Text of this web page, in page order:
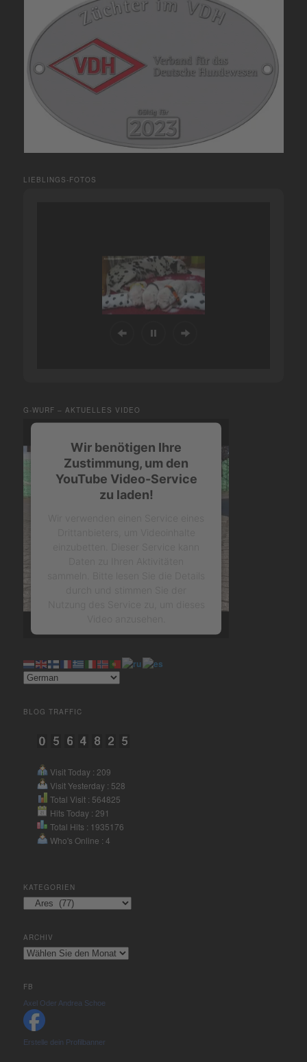
LIEBLINGS-FOTOS
G-WURF – AKTUELLES VIDEO
Wir benötigen Ihre
Zustimmung, um den
YouTube Video-Service
zu laden!
Mehr Informationen
Consent Management Platform
eRecht24
BLOG TRAFFIC
Visit Today : 209
Visit Yesterday : 528
Total Visit : 564825
Hits Today : 291
Total Hits : 1935176
Who's Online : 4
KATEGORIEN
Kategorien
ARCHIV
Archiv
FB
Axel Oder Andrea Schoe
Erstelle dein Profilbanner